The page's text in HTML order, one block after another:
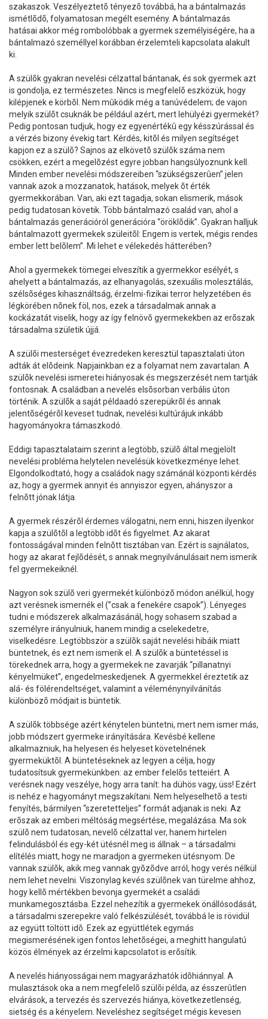
szakaszok. Veszélyeztetõ tényezõ továbbá, ha a bántalmazás
ismétlõdõ, folyamatosan megélt esemény. A bántalmazás
hatásai akkor még rombolóbbak a gyermek személyiségére, ha a
bántalmazó személlyel korábban érzelemteli kapcsolata alakult
ki.
A szülõk gyakran nevelési célzattal bántanak, és sok gyermek azt
is gondolja, ez természetes. Nincs is megfelelõ eszközük, hogy
kilépjenek e körbõl. Nem mûködik még a tanúvédelem; de vajon
melyik szülõt csuknák be például azért, mert lehülyézi gyermekét?
Pedig pontosan tudjuk, hogy ez egyenértékû egy késszúrással és
a vérzés bizony évekig tart. Kérdés, kitõl és milyen segítséget
kapjon ez a szülõ? Sajnos az elkövetõ szülõk száma nem
csökken, ezért a megelõzést egyre jobban hangsúlyoznunk kell.
Minden ember nevelési módszereiben “szükségszerûen” jelen
vannak azok a mozzanatok, hatások, melyek õt érték
gyermekkorában. Van, aki ezt tagadja, sokan elismerik, mások
pedig tudatosan követik. Több bántalmazó család van, ahol a
bántalmazás generációról generációra “öröklõdik”. Gyakran halljuk
bántalmazott gyermekek szüleitõl: Engem is vertek, mégis rendes
ember lett belõlem”. Mi lehet e vélekedés hátterében?
Ahol a gyermekek tömegei elveszítik a gyermekkor esélyét, s
ahelyett a bántalmazás, az elhanyagolás, szexuális molesztálás,
szélsõséges kihasználtság, érzelmi-fizikai terror helyzetében és
légkörében nõnek föl, nos, ezek a társadalmak annak a
kockázatát viselik, hogy az így felnövõ gyermekekben az erõszak
társadalma születik újjá.
A szülõi mesterséget évezredeken keresztül tapasztalati úton
adták át elõdeink. Napjainkban ez a folyamat nem zavartalan. A
szülõk nevelési ismeretei hiányosak és megszerzését nem tartják
fontosnak. A családban a nevelés elsõsorban verbális úton
történik. A szülõk a saját példaadó szerepükrõl és annak
jelentõségérõl keveset tudnak, nevelési kultúrájuk inkább
hagyományokra támaszkodó.
Eddigi tapasztalataim szerint a legtöbb, szülõ által megjelölt
nevelési probléma helytelen nevelésük következménye lehet.
Elgondolkodtató, hogy a családok nagy számánál központi kérdés
az, hogy a gyermek annyit és annyiszor egyen, ahányszor a
felnõtt jónak látja.
A gyermek részérõl érdemes válogatni, nem enni, hiszen ilyenkor
kapja a szülõtõl a legtöbb idõt és figyelmet. Az akarat
fontosságával minden felnõtt tisztában van. Ezért is sajnálatos,
hogy az akarat fejlõdését, s annak megnyilvánulásait nem ismerik
fel gyermekeiknél.
Nagyon sok szülõ veri gyermekét különbözõ módon anélkül, hogy
azt verésnek ismernék el (”csak a fenekére csapok”). Lényeges
tudni e módszerek alkalmazásánál, hogy sohasem szabad a
személyre irányulniuk, hanem mindig a cselekedetre,
viselkedésre. Legtöbbször a szülõk saját nevelési hibáik miatt
büntetnek, és ezt nem ismerik el. A szülõk a büntetéssel is
törekednek arra, hogy a gyermekek ne zavarják “pillanatnyi
kényelmüket”, engedelmeskedjenek. A gyermekkel éreztetik az
alá- és fölérendeltséget, valamint a véleménynyilvánítás
különbözõ módjait is büntetik.
A szülõk többsége azért kénytelen büntetni, mert nem ismer más,
jobb módszert gyermeke irányítására. Kevésbé kellene
alkalmazniuk, ha helyesen és helyeset követelnének
gyermeküktõl. A büntetéseknek az legyen a célja, hogy
tudatosítsuk gyermekünkben: az ember felelõs tetteiért. A
verésnek nagy veszélye, hogy arra tanít: ha dühös vagy, üss! Ezért
is nehéz e hagyományt megszakítani. Nem helyeselhetõ a testi
fenyítés, bármilyen “szeretetteljes” formát adjanak is neki. Az
erõszak az emberi méltóság megsértése, megalázása. Ma sok
szülõ nem tudatosan, nevelõ célzattal ver, hanem hirtelen
felindulásból és egy-két ütésnél meg is állnak – a társadalmi
elítélés miatt, hogy ne maradjon a gyermeken ütésnyom. De
vannak szülõk, akik meg vannak gyõzõdve arról, hogy verés nélkül
nem lehet nevelni. Viszonylag kevés szülõnek van türelme ahhoz,
hogy kellõ mértékben bevonja gyermekét a családi
munkamegosztásba. Ezzel nehezítik a gyermekek önállósodását,
a társadalmi szerepekre való felkészülését, továbbá le is rövidül
az együtt töltött idõ. Ezek az együttlétek egymás
megismerésének igen fontos lehetõségei, a meghitt hangulatú
közös élmények az érzelmi kapcsolatot is erõsítik.
A nevelés hiányosságai nem magyarázhatók idõhiánnyal. A
mulasztások oka a nem megfelelõ szülõi példa, az ésszerûtlen
elvárások, a tervezés és szervezés hiánya, következetlenség,
sietség és a kényelem. Neveléshez segítséget mégis kevesen